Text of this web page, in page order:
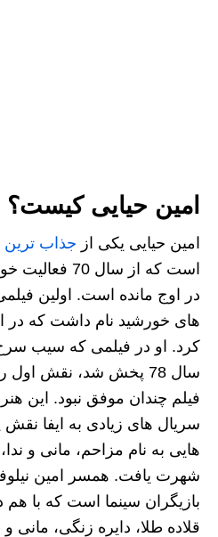
امین حیایی کیست؟
امین حیایی یکی از جذاب ترین
است که از سال
در اوج مانده است. اولین
های خورشید نام داشت که در
کرد. او در فیلمی که سیب
سال 78 پخش شد، نقش
سریال های زیادی به ایفا نقش
هایی به نام مزاحم، مانی و
شهرت یافت. همسر امین
بازیگران سینما است که با
قلاده طلا، دایره زنگی، مانی